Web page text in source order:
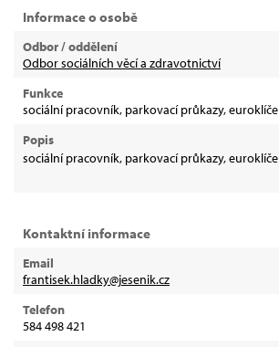
Informace o osobě
Odbor / oddělení
Odbor sociálních věcí a zdravotnictví
Funkce
sociální pracovník, parkovací průkazy, euroklíče
Popis
sociální pracovník, parkovací průkazy, euroklíče
Kontaktní informace
Email
frantisek.hladky@jesenik.cz
Telefon
584 498 421